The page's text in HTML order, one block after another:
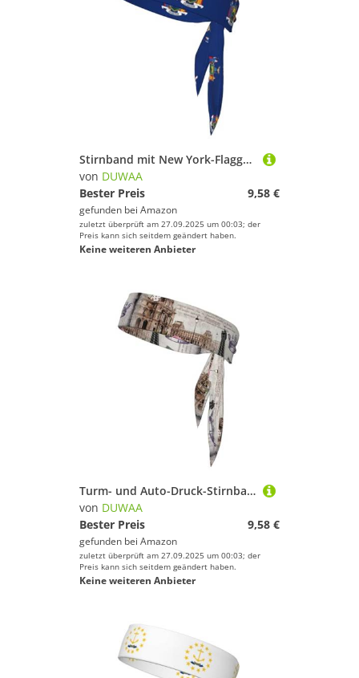
Stirnband mit New York-Flagge, für Damen und Herren, Ninja-Stirnbänder, verstellbar, feuchtigkeitsableitend, kühlendes Stirnband
von DUWAA
Bester Preis
9,58 €
gefunden bei Amazon
zuletzt überprüft am 27.09.2025 um 00:03; der
Preis kann sich seitdem geändert haben.
Keine weiteren Anbieter
Turm- und Auto-Druck-Stirnband für Damen und Herren, Ninja-Stirnbänder, verstellbar, feuchtigkeitsableitend, kühlendes Stirnband
von DUWAA
Bester Preis
9,58 €
gefunden bei Amazon
zuletzt überprüft am 27.09.2025 um 00:03; der
Preis kann sich seitdem geändert haben.
Keine weiteren Anbieter